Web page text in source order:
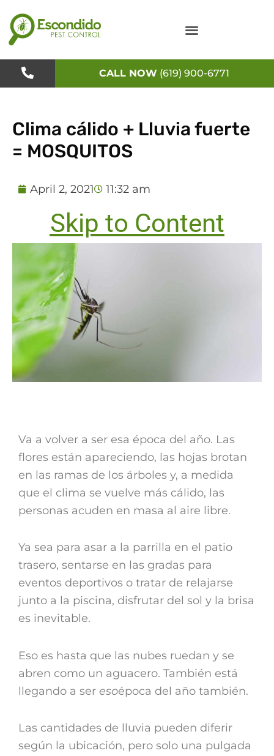
to
content
CALL NOW (619) 900-6771
Clima cálido + Lluvia fuerte
= MOSQUITOS
April 2, 2021 11:32 am
Skip to Content
Va a volver a ser esa época del año. Las
flores están apareciendo, las hojas brotan
en las ramas de los árboles y, a medida
que el clima se vuelve más cálido, las
personas acuden en masa al aire libre.
Ya sea para asar a la parrilla en el patio
trasero, sentarse en las gradas para
eventos deportivos o tratar de relajarse
junto a la piscina, disfrutar del sol y la brisa
es inevitable.
Eso es hasta que las nubes ruedan y se
abren como un aguacero. También está
llegando a ser esoépoca del año también.
Las cantidades de lluvia pueden diferir
según la ubicación, pero solo una pulgada